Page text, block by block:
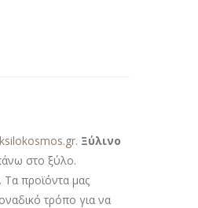
ksilokosmos.gr. Ξύλινο
στο ξύλο.
Τα προϊόντα μας
τρόπο για να